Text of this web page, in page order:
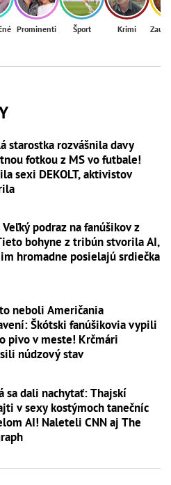
Prominenti Šport Krimi
starostka rozvášnila davy
fotkou z MS vo futbale!
sexi DEKOLT, aktivistov
Veľký podraz na fanúšikov z
bohyne z tribún stvorila AI,
hromadne posielajú srdiečka
neboli Američania
Škótski fanúšikovia vypili
pivo v meste! Krčmári
núdzový stav
sa dali nachytať: Thajskí
v sexy kostýmoch tanečníc
AI! Naleteli CNN aj The